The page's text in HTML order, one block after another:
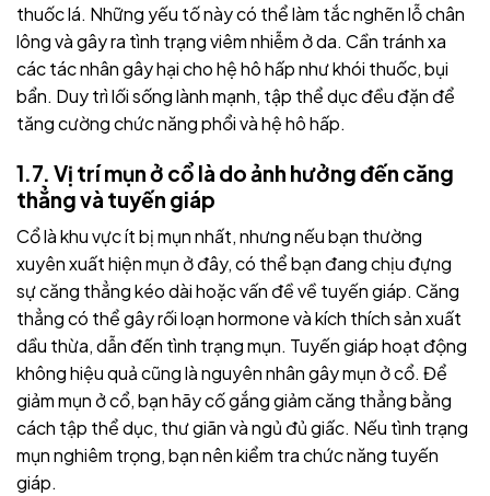
thuốc lá. Những yếu tố này có thể làm tắc nghẽn lỗ chân
lông và gây ra tình trạng viêm nhiễm ở da. Cần tránh xa
các tác nhân gây hại cho hệ hô hấp như khói thuốc, bụi
bẩn. Duy trì lối sống lành mạnh, tập thể dục đều đặn để
tăng cường chức năng phổi và hệ hô hấp.
1.7. Vị trí mụn ở cổ là do ảnh hưởng đến căng
thẳng và tuyến giáp
Cổ là khu vực ít bị mụn nhất, nhưng nếu bạn thường
xuyên xuất hiện mụn ở đây, có thể bạn đang chịu đựng
sự căng thẳng kéo dài hoặc vấn đề về tuyến giáp. Căng
thẳng có thể gây rối loạn hormone và kích thích sản xuất
dầu thừa, dẫn đến tình trạng mụn. Tuyến giáp hoạt động
không hiệu quả cũng là nguyên nhân gây mụn ở cổ. Để
giảm mụn ở cổ, bạn hãy cố gắng giảm căng thẳng bằng
cách tập thể dục, thư giãn và ngủ đủ giấc. Nếu tình trạng
mụn nghiêm trọng, bạn nên kiểm tra chức năng tuyến
giáp.